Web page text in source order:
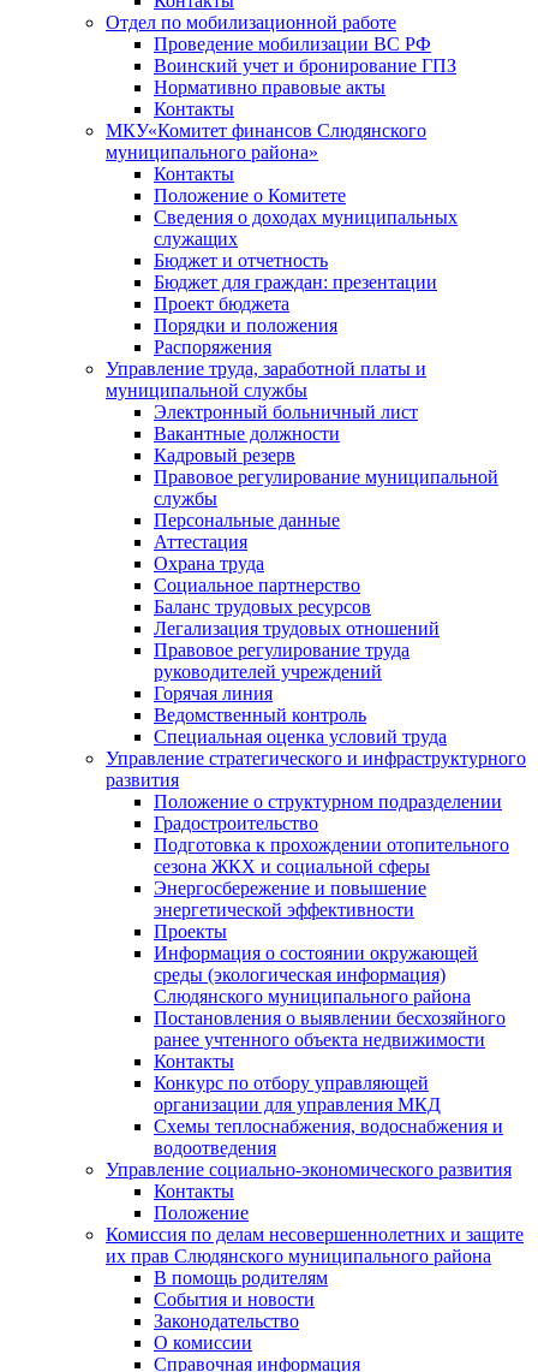
Отдел по мобилизационной работе
Проведение мобилизации ВС РФ
Воинский учет и бронирование ГПЗ
Нормативно правовые акты
Контакты
МКУ«Комитет финансов Слюдянского
муниципального района»
Контакты
Положение о Комитете
Сведения о доходах муниципальных
служащих
Бюджет и отчетность
Бюджет для граждан: презентации
Проект бюджета
Порядки и положения
Распоряжения
Управление труда, заработной платы и
муниципальной службы
Электронный больничный лист
Вакантные должности
Кадровый резерв
Правовое регулирование муниципальной
службы
Персональные данные
Аттестация
Охрана труда
Социальное партнерство
Баланс трудовых ресурсов
Легализация трудовых отношений
Правовое регулирование труда
руководителей учреждений
Горячая линия
Ведомственный контроль
Специальная оценка условий труда
Управление стратегического и инфраструктурного
развития
Положение о структурном подразделении
Градостроительство
Подготовка к прохождении отопительного
сезона ЖКХ и социальной сферы
Энергосбережение и повышение
энергетической эффективности
Проекты
Информация о состоянии окружающей
среды (экологическая информация)
Слюдянского муниципального района
Постановления о выявлении бесхозяйного
ранее учтенного объекта недвижимости
Контакты
Конкурс по отбору управляющей
организации для управления МКД
Схемы теплоснабжения, водоснабжения и
водоотведения
Управление социально-экономического развития
Контакты
Положение
Комиссия по делам несовершеннолетних и защите
их прав Слюдянского муниципального района
В помощь родителям
События и новости
Законодательство
О комиссии
Справочная информация